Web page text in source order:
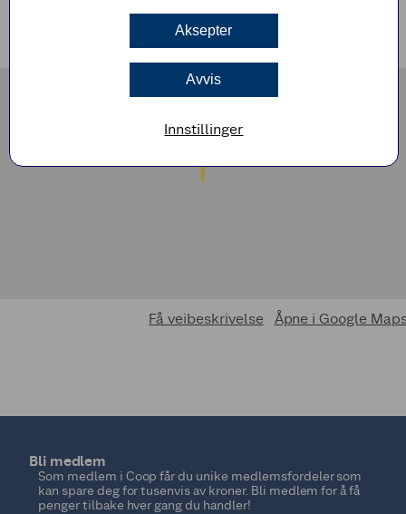
Få veibeskrivelse Åpne i Google
Bli medlem
Som medlem i Coop får du unike medlemsfordeler som
kan spare deg for tusenvis av kroner. Bli medlem for å få
penger tilbake hver gang du handler!
Aksepter
Avvis
Innstillinger